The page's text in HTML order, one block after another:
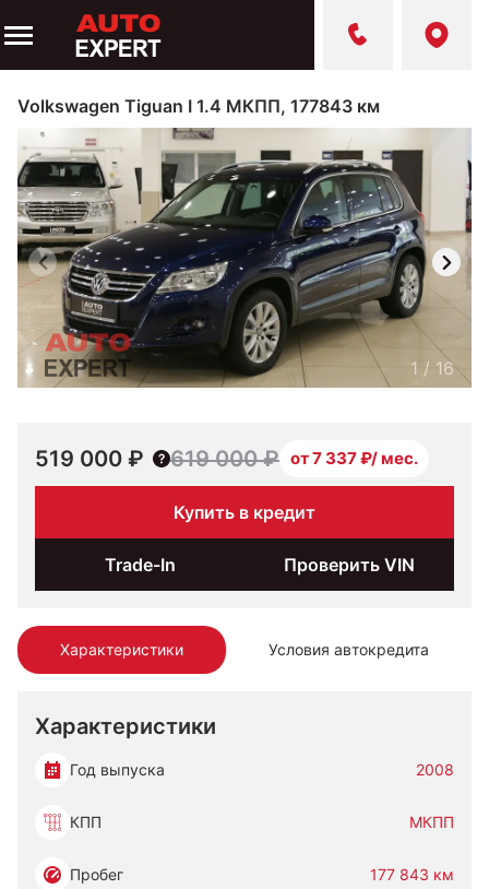
Volkswagen Tiguan I 1.4 МКПП, 177843 км
Характеристики Условия автокредита
Характеристики
Год выпуска 2008
КПП МКПП
Пробег 177 843 км
1 / 16
519 000 ₽ 619 000 ₽ от 7 337 ₽/ мес.
Купить в кредит
Trade-In Проверить VIN